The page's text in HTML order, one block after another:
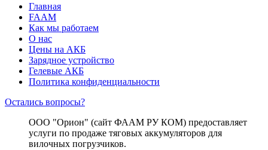
Главная
FAAM
Как мы работаем
О нас
Цены на АКБ
Зарядное устройство
Гелевые АКБ
Политика конфиденциальности
Остались вопросы?
ООО "Орион" (сайт ФААМ РУ КОМ) предоставляет
услуги по продаже тяговых аккумуляторов для
вилочных погрузчиков.